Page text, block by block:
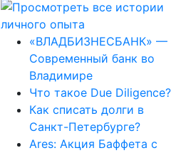
«ВЛАДБИЗНЕСБАНК» —
Современный банк во
Владимире
Что такое Due Diligence?
Как списать долги в
Санкт-Петербурге?
Ares: Акция Баффета с